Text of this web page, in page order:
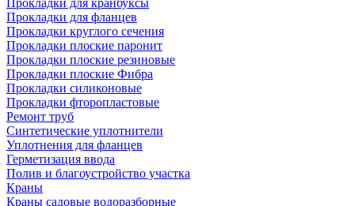
Прокладки для фланцев
Прокладки круглого сечения
Прокладки плоские паронит
Прокладки плоские резиновые
Прокладки плоские Фибра
Прокладки силиконовые
Прокладки фторопластовые
Ремонт труб
Синтетические уплотнители
Уплотнения для фланцев
Герметизация ввода
Полив и благоустройство участка
Краны
Краны садовые водоразборные